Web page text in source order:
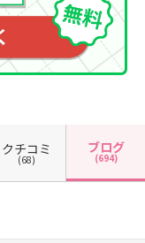
クチコミ
(68)
ブログ
(694)